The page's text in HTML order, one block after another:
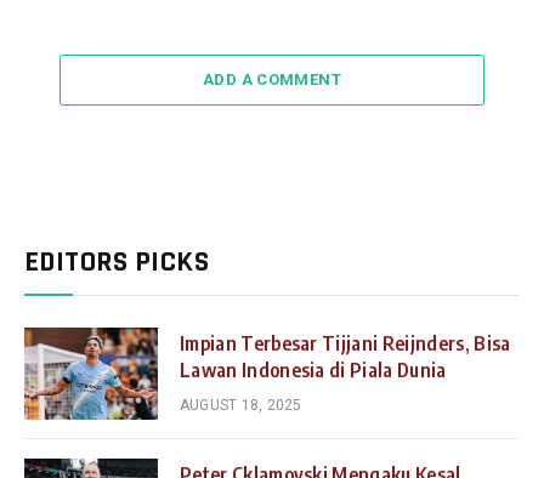
ADD A COMMENT
EDITORS PICKS
Impian Terbesar Tijjani Reijnders, Bisa
Lawan Indonesia di Piala Dunia
AUGUST 18, 2025